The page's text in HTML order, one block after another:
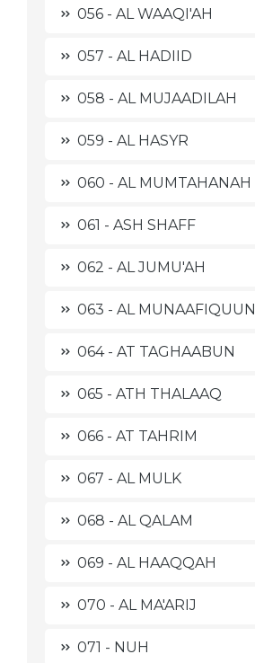
056 - AL WAAQI'AH
057 - AL HADIID
058 - AL MUJAADILAH
059 - AL HASYR
060 - AL MUMTAHANAH
061 - ASH SHAFF
062 - AL JUMU'AH
063 - AL MUNAAFIQUUN
064 - AT TAGHAABUN
065 - ATH THALAAQ
066 - AT TAHRIM
067 - AL MULK
068 - AL QALAM
069 - AL HAAQQAH
070 - AL MA'ARIJ
071 - NUH